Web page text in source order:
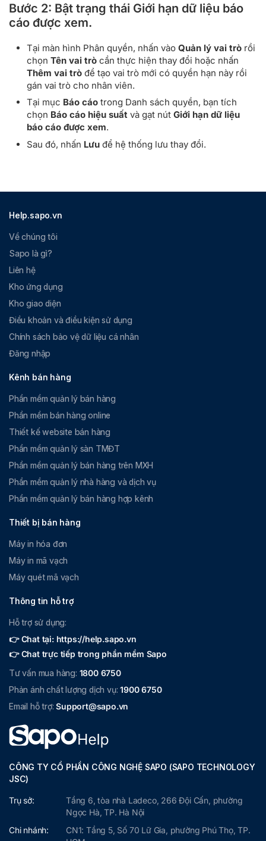
Bước 2: Bật trạng thái Giới hạn dữ liệu báo
cáo được xem.
Tại màn hình Phân quyền, nhấn vào Quản lý vai trò rồi
chọn Tên vai trò cần thực hiện thay đổi hoặc nhấn
Thêm vai trò để tạo vai trò mới có quyền hạn này rồi
gán vai trò cho nhân viên.
Tại mục Báo cáo trong Danh sách quyền, bạn tích
chọn Báo cáo hiệu suất và gạt nút Giới hạn dữ liệu
báo cáo được xem.
Sau đó, nhấn Lưu để hệ thống lưu thay đổi.
Help.sapo.vn
Về chúng tôi
Sapo là gì?
Liên hệ
Kho ứng dụng
Kho giao diện
Điều khoản và điều kiện sử dụng
Chính sách bảo vệ dữ liệu cá nhân
Đăng nhập
Kênh bán hàng
Phần mềm quản lý bán hàng
Phần mềm bán hàng online
Thiết kế website bán hàng
Phần mềm quản lý sàn TMĐT
Phần mềm quản lý bán hàng trên MXH
Phần mềm quản lý nhà hàng và dịch vụ
Phần mềm quản lý bán hàng hợp kênh
Thiết bị bán hàng
Máy in hóa đơn
Máy in mã vạch
Máy quét mã vạch
Thông tin hỗ trợ
Hỗ trợ sử dụng:
👉 Chat tại: https://help.sapo.vn
👉 Chat trực tiếp trong phần mềm Sapo
Tư vấn mua hàng: 1800 6750
Phản ánh chất lượng dịch vụ:1900 6750
Email hỗ trợ:Support@sapo.vn
CÔNG TY CỔ PHẦN CÔNG NGHỆ SAPO (SAPO TECHNOLOGY
JSC)
Trụ sở:
Tầng 6, tòa nhà Ladeco, 266 Đội Cấn, phường
Ngọc Hà, TP. Hà Nội
Chi nhánh:
CN1: Tầng 5, Số 70 Lữ Gia, phường Phú Thọ, TP.